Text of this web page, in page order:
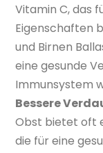
Vitamin C, das
Eigenschaften
und Birnen
eine gesunde
Immunsystem
Bessere
Obst bietet oft
die für eine